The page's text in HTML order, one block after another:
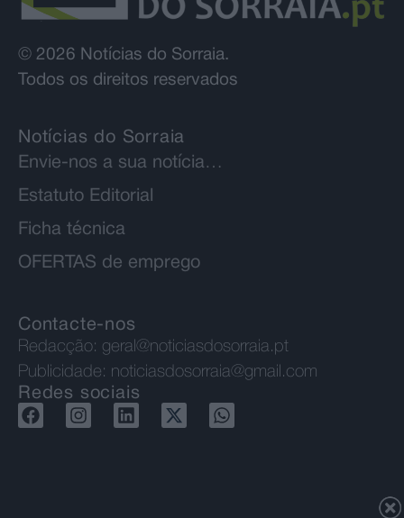
© 2026 Notícias do Sorraia.
Todos os direitos reservados
Notícias do Sorraia
Envie-nos a sua notícia…
Estatuto Editorial
Ficha técnica
OFERTAS de emprego
Contacte-nos
Redacção: geral@noticiasdosorraia.pt
Publicidade: noticiasdosorraia@gmail.com
Redes sociais